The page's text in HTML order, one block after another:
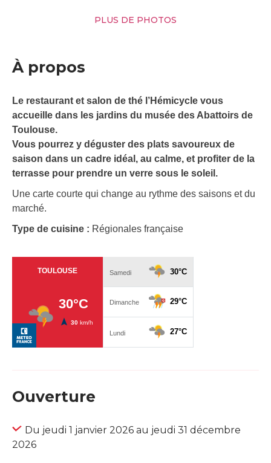
PLUS DE PHOTOS
À propos
Le restaurant et salon de thé l’Hémicycle vous
accueille dans les jardins du musée des Abattoirs de
Toulouse.
Vous pourrez y déguster des plats savoureux de
saison dans un cadre idéal, au calme, et profiter de la
terrasse pour prendre un verre sous le soleil.
Une carte courte qui change au rythme des saisons et du
marché.
Type de cuisine : Régionales française
Ouverture
Du jeudi 1 janvier 2026 au jeudi 31 décembre
2026